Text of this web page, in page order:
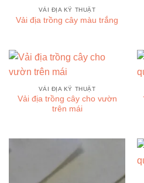
VẢI ĐỊA KỸ THUẬT
Vải địa trồng cây màu trắng
VẢI ĐỊA KỸ THUẬT
Vải địa trồng cây cho vườn
trên mái